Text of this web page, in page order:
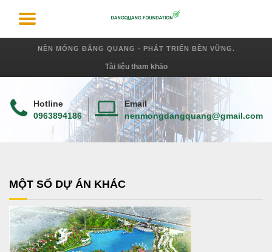
NỀN MÓNG ĐĂNG QUANG - PHÁT TRIỂN BỀN VỮNG.
Tài liệu tham khảo
Hotline
0963894186
Email
nenmongdangquang@gmail.com
MỘT SỐ DỰ ÁN KHÁC